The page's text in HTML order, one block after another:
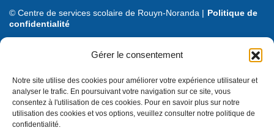
Gérer le consentement
Notre site utilise des cookies pour améliorer votre expérience utilisateur et
analyser le trafic. En poursuivant votre navigation sur ce site, vous
consentez à l'utilisation de ces cookies. Pour en savoir plus sur notre
utilisation des cookies et vos options, veuillez consulter notre politique de
confidentialité.
© Centre de services scolaire de Rouyn-Noranda | Politique de
confidentialité